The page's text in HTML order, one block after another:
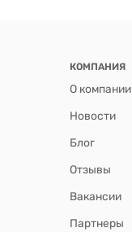
КОМПАНИЯ
О компании
Новости
Блог
Отзывы
Вакансии
Партнеры